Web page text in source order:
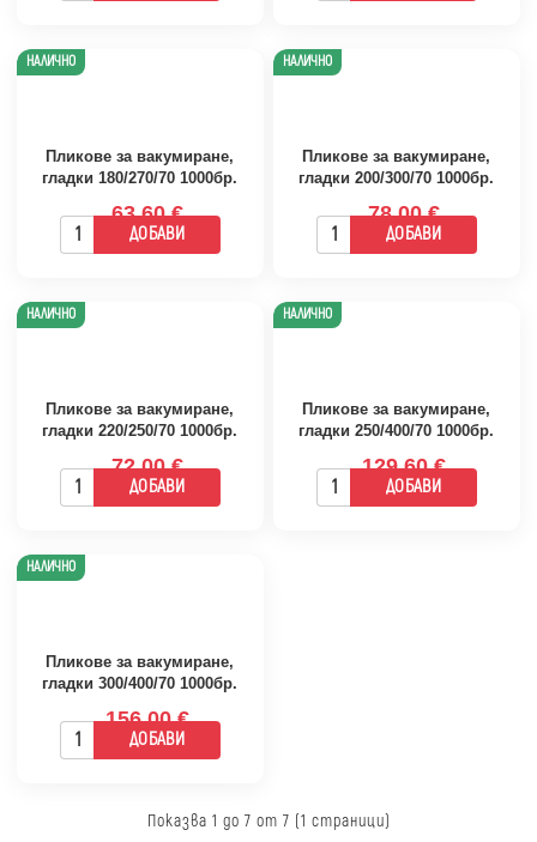
НАЛИЧНО
Пликове за вакумиране,
гладки 180/270/70 1000бр.
63.60 €
ДОБАВИ
НАЛИЧНО
Пликове за вакумиране,
гладки 200/300/70 1000бр.
78.00 €
ДОБАВИ
НАЛИЧНО
Пликове за вакумиране,
гладки 220/250/70 1000бр.
72.00 €
ДОБАВИ
НАЛИЧНО
Пликове за вакумиране,
гладки 250/400/70 1000бр.
129.60 €
ДОБАВИ
НАЛИЧНО
Пликове за вакумиране,
гладки 300/400/70 1000бр.
156.00 €
ДОБАВИ
Показва 1 до 7 от 7 (1 страници)